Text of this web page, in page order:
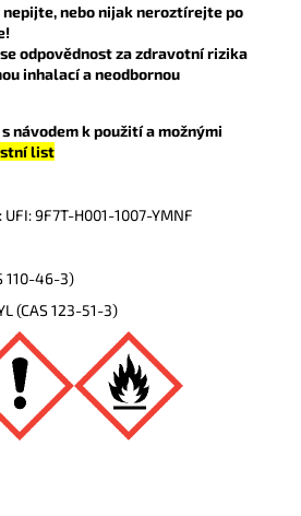
nebo nijak neroztírejte po
odpovědnost za zdravotní rizika
inhalací a neodbornou
návodem k použití a možnými
list
9F7T-H001-1007-YMNF
110-46-3)
(CAS 123-51-3)